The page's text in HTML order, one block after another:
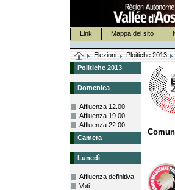
Link Mappa del sito
Elezioni Ploitiche 2013
Politiche 2013
Domenica
Affluenza 12.00
Affluenza 19.00
Affluenza 22.00
Camera
Lunedì
Affluenza definitiva
Voti